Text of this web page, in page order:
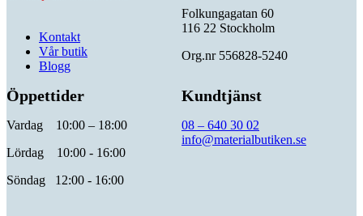
Kontakt
Vår butik
Blogg
Folkungagatan 60
116 22 Stockholm
Org.nr 556828-5240
Öppettider
Vardag 10:00 – 18:00
Lördag 10:00 - 16:00
Söndag 12:00 - 16:00
Kundtjänst
08 – 640 30 02
info@materialbutiken.se